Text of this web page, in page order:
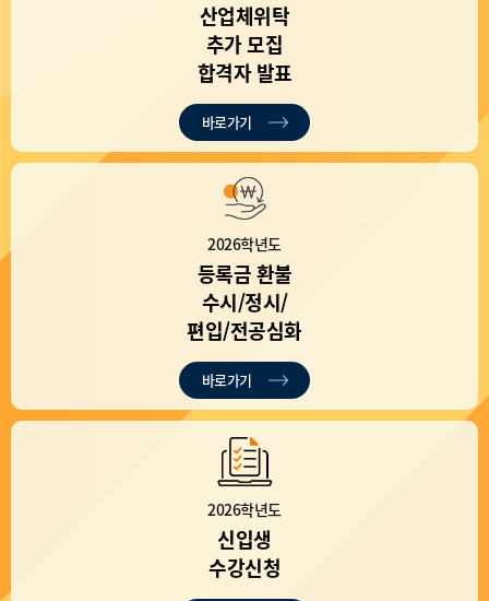
산업체위탁
추가 모집
합격자 발표
바로가기
2026학년도
등록금 환불
수시/정시/
편입/전공심화
바로가기
2026학년도
신입생
수강신청